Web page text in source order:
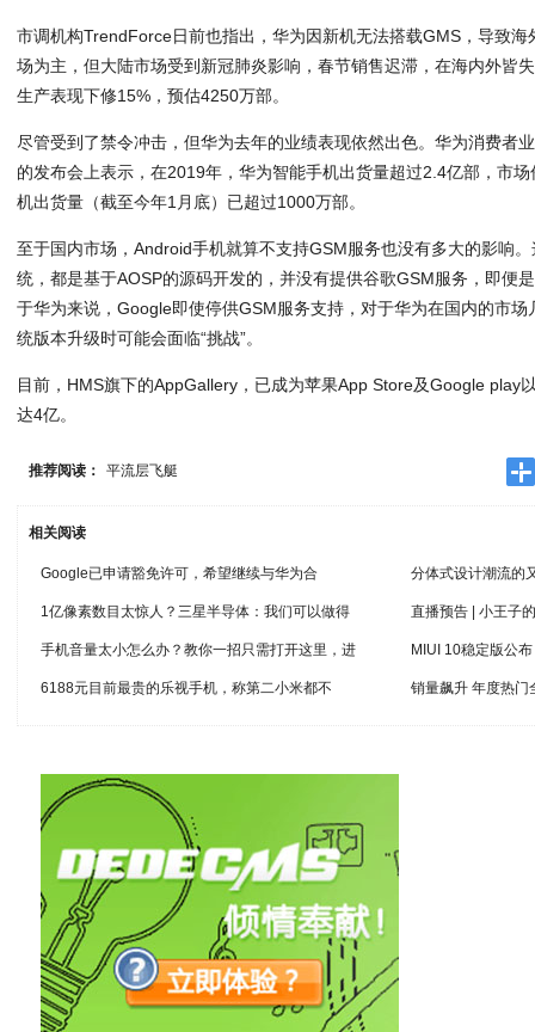
市调机构TrendForce日前也指出，华为因新机无法搭载GMS，导致
场为主，但大陆市场受到新冠肺炎影响，春节销售迟滞，在海内外皆
生产表现下修15%，预估4250万部。
尽管受到了禁令冲击，但华为去年的业绩表现依然出色。华为消费者
的发布会上表示，在2019年，华为智能手机出货量超过2.4亿部，市
机出货量（截至今年1月底）已超过1000万部。
至于国内市场，Android手机就算不支持GSM服务也没有多大的影响
统，都是基于AOSP的源码开发的，并没有提供谷歌GSM服务，即便
于华为来说，Google即使停供GSM服务支持，对于华为在国内的市
统版本升级时可能会面临“挑战”。
目前，HMS旗下的AppGallery，已成为苹果App Store及Google play
达4亿。
推荐阅读： 平流层飞艇
相关阅读
Google已申请豁免许可，希望继续与华为合 分体式设计潮流
1亿像素数目太惊人？三星半导体：我们可以做得 直播预告 | 小王子
手机音量太小怎么办？教你一招只需打开这里，进 MIUI 10稳定版公
6188元目前最贵的乐视手机，称第二小米都不 销量飙升 年度热门